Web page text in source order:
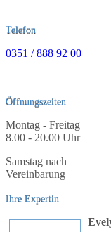
Telefon
0351 / 888 92 00
Öffnungszeiten
Montag - Freitag
8.00 - 20.00 Uhr
Samstag nach
Vereinbarung
Ihre Expertin